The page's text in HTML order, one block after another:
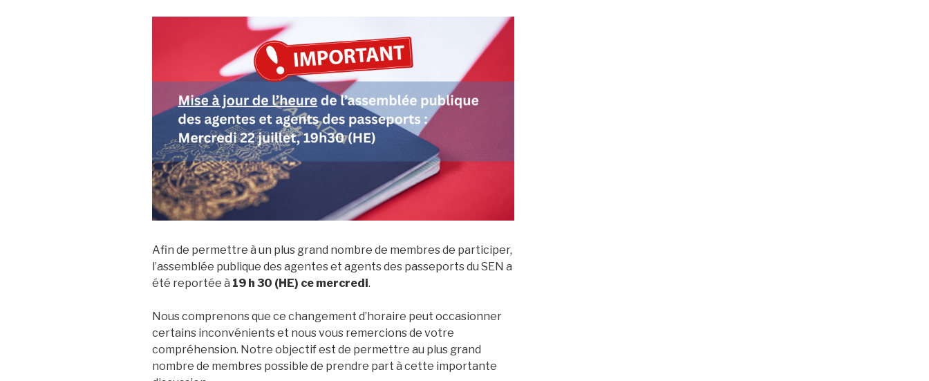
Afin de permettre à un plus grand nombre de membres de participer,
l’assemblée publique des agentes et agents des passeports du SEN a
été reportée à 19 h 30 (HE) ce mercredi.
Nous comprenons que ce changement d’horaire peut occasionner
certains inconvénients et nous vous remercions de votre
compréhension. Notre objectif est de permettre au plus grand
nombre de membres possible de prendre part à cette importante